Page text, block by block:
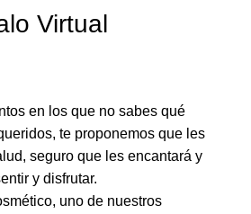
Virtual
en los que no sabes qué
te proponemos que les
seguro que les encantará y
y disfrutar.
uno de nuestros